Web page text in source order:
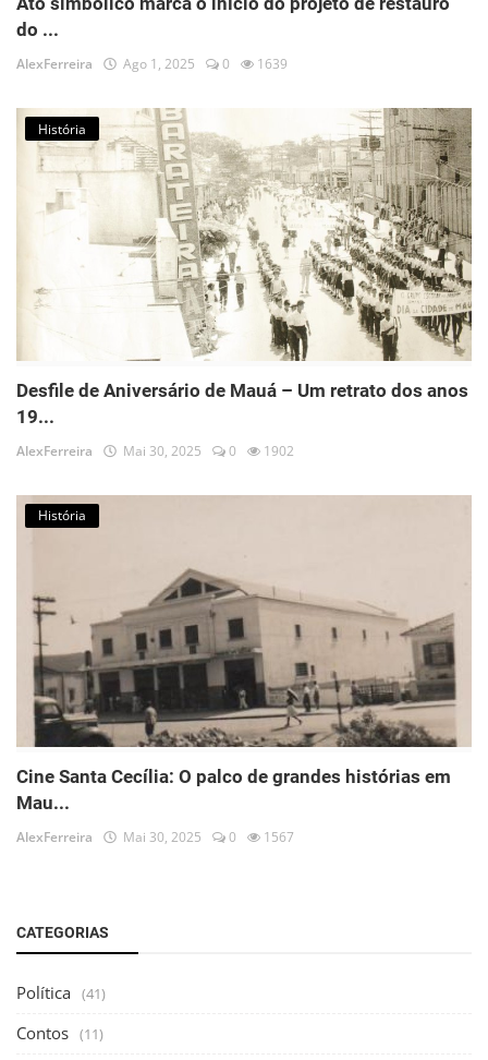
do ...
AlexFerreira Ago 1, 2025 0 1639
História
Desfile de Aniversário de Mauá – Um retrato dos anos
19...
AlexFerreira Mai 30, 2025 0 1902
História
Cine Santa Cecília: O palco de grandes histórias em
Mau...
AlexFerreira Mai 30, 2025 0 1567
CATEGORIAS
Política (41)
Contos (11)